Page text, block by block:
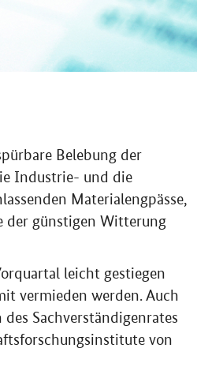
Belebung der
Industrie- und die
Materialengpässe,
der günstigen Witterung
leicht gestiegen
vermieden werden. Auch
Sachverständigenrates
von